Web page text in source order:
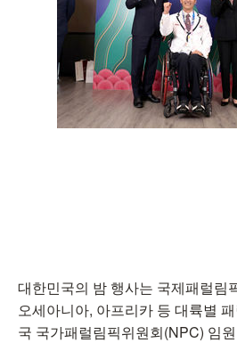
대한민국의 밤 행사는 국제패럴림
오세아니아, 아프리카 등 대륙별
국 국가패럴림픽위원회(NPC) 임